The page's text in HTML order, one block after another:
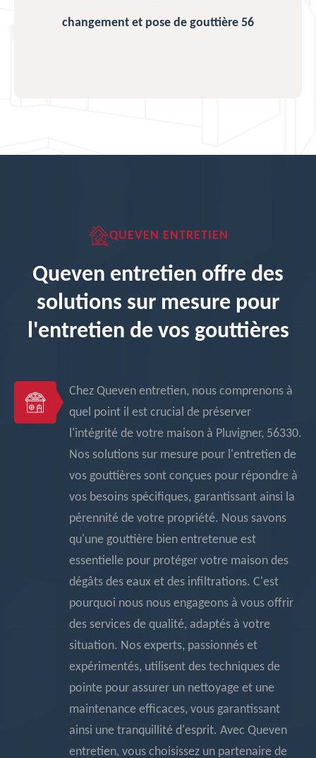
changement et pose de gouttière 56
QUEVEN ENTRETIEN
Queven entretien offre des
solutions sur mesure pour
l'entretien de vos gouttières
Chez Queven entretien, nous comprenons à
quel point il est crucial de préserver
l'intégrité de votre maison à Pluvigner, 56330.
Nos solutions sur mesure pour l'entretien de
vos gouttières sont conçues pour répondre à
vos besoins spécifiques, garantissant ainsi la
pérennité de votre propriété. Nous savons
qu'une gouttière bien entretenue est
essentielle pour protéger votre maison des
dégâts des eaux et des infiltrations. C'est
pourquoi nous nous engageons à vous offrir
des services de qualité, adaptés à votre
situation. Nos experts, passionnés et
expérimentés, utilisent des techniques de
pointe pour assurer un nettoyage et une
maintenance efficaces, vous garantissant
ainsi une tranquillité d'esprit. Avec Queven
entretien, vous choisissez un partenaire de